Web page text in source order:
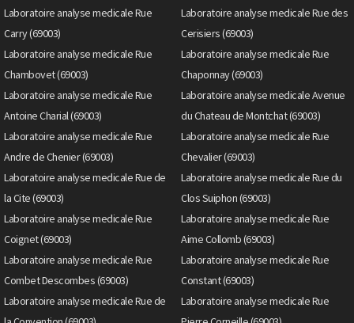
Laboratoire analyse medicale Rue
Carry (69003)
Laboratoire analyse medicale Rue des
Cerisiers (69003)
Laboratoire analyse medicale Rue
Chambovet (69003)
Laboratoire analyse medicale Rue
Chaponnay (69003)
Laboratoire analyse medicale Rue
Antoine Charial (69003)
Laboratoire analyse medicale Avenue
du Chateau de Montchat (69003)
Laboratoire analyse medicale Rue
Andre de Chenier (69003)
Laboratoire analyse medicale Rue
Chevalier (69003)
Laboratoire analyse medicale Rue de
la Cite (69003)
Laboratoire analyse medicale Rue du
Clos Suiphon (69003)
Laboratoire analyse medicale Rue
Coignet (69003)
Laboratoire analyse medicale Rue
Aime Collomb (69003)
Laboratoire analyse medicale Rue
Combet Descombes (69003)
Laboratoire analyse medicale Rue
Constant (69003)
Laboratoire analyse medicale Rue de
Laboratoire analyse medicale Rue